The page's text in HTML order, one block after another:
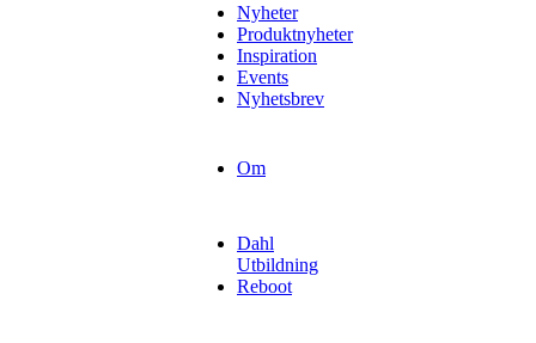
Nyheter
Produktnyheter
Inspiration
Events
Nyhetsbrev
Om
Dahl
Utbildning
Reboot